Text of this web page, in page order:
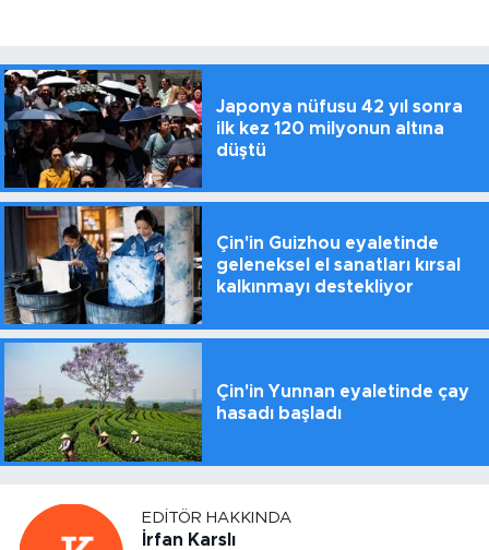
Japonya nüfusu 42 yıl sonra
ilk kez 120 milyonun altına
düştü
Çin'in Guizhou eyaletinde
geleneksel el sanatları kırsal
kalkınmayı destekliyor
Çin'in Yunnan eyaletinde çay
hasadı başladı
EDITÖR HAKKINDA
İrfan Karslı